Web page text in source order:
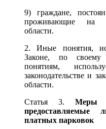
9) граждане,
проживающие на
области.
2. Иные понятия,
Законе, по своему
понятиям,
законодательстве и
области.
Статья 3. Меры
предоставляемые
платных парковок